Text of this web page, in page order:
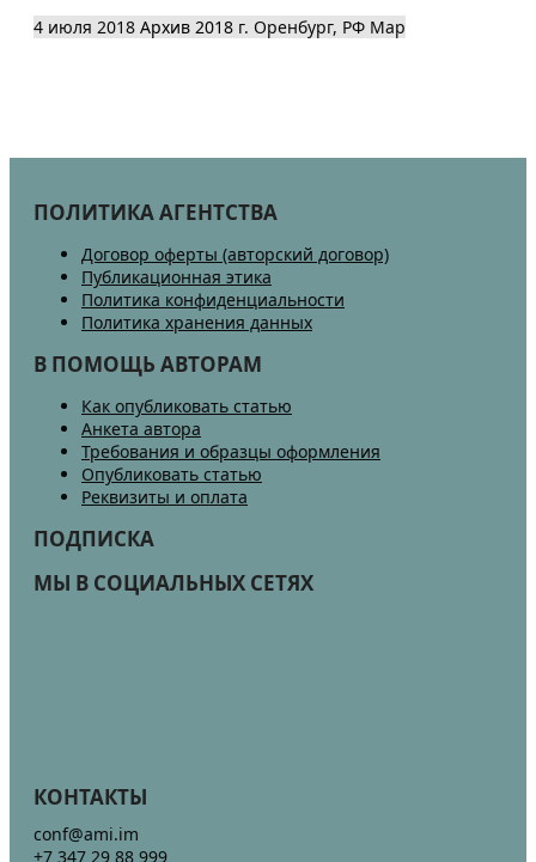
4 июля 2018 Архив 2018 г. Оренбург, РФ Map
ПОЛИТИКА АГЕНТСТВА
Договор оферты (авторский договор)
Публикационная этика
Политика конфиденциальности
Политика хранения данных
В ПОМОЩЬ АВТОРАМ
Как опубликовать статью
Анкета автора
Требования и образцы оформления
Опубликовать статью
Реквизиты и оплата
ПОДПИСКА
МЫ В СОЦИАЛЬНЫХ СЕТЯХ
КОНТАКТЫ
conf@ami.im
+7 347 29 88 999